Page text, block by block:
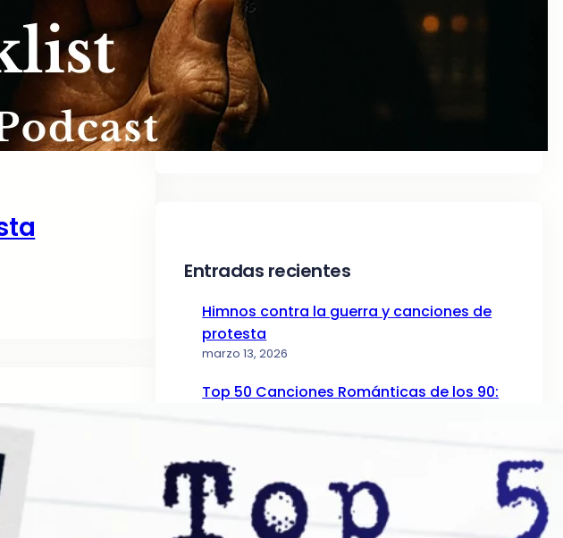
Entradas recientes
Himnos contra la guerra y canciones de
protesta
marzo 13, 2026
Top 50 Canciones Románticas de los 90:
Top 50 Canciones Románticas de los 80: El
Ranking Definitivo
mayo 12, 2025